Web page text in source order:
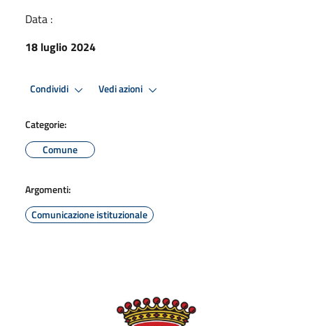
Data :
18 luglio 2024
Condividi Vedi azioni
Categorie:
Comune
Argomenti:
Comunicazione istituzionale